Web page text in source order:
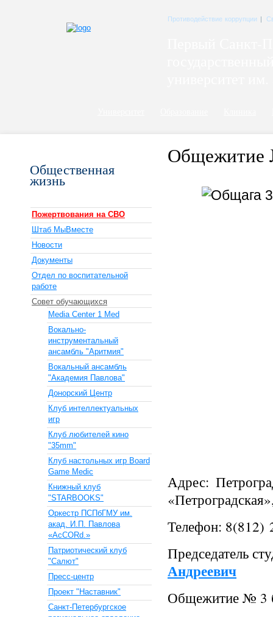
Противодействие коррупции |
Адрес:
Телефон: 8(812)
Председатель
Андреевич
Общежитие № 3
Общественная
жизнь
Пожертвования на СВО
Штаб МыВместе
Новости
Документы
Отдел по воспитательной
работе
Совет обучающихся
Media Center 1 Med
Вокально-
инструментальный
ансамбль "Аритмия"
Вокальный ансамбль
"Академия Павлова"
Донорский Центр
Клуб интеллектуальных
игр
Клуб любителей кино
"35mm"
Клуб настольных игр Board
Game Medic
Книжный клуб
"STARBOOKS"
Оркестр ПСПбГМУ им.
акад. И.П. Павлова
«AcCORd.»
Патриотический клуб
"Салют"
Пресс-центр
Проект "Наставник"
Санкт-Петербургское